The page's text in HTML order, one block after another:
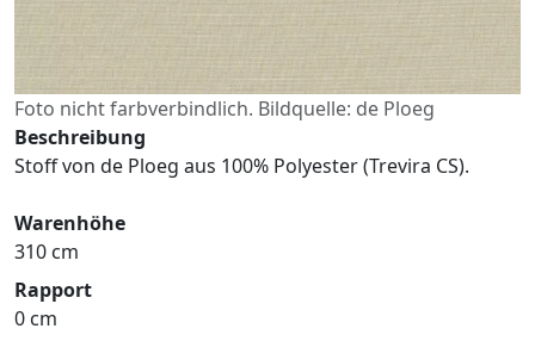
Foto nicht farbverbindlich. Bildquelle: de Ploeg
Beschreibung
Stoff von de Ploeg aus 100% Polyester (Trevira CS).
Warenhöhe
310 cm
Rapport
0 cm